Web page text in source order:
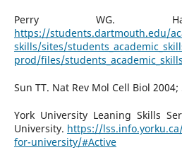
Perry WG.
https://students.dartmouth.edu/
skills/sites/
prod/files/
Sun TT. Nat Rev Mol Cell Biol 2004;
York University Leaning Skills
University. https://
for-university/#Active